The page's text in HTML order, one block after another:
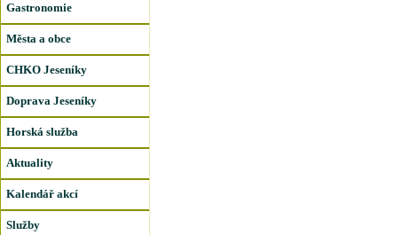
Gastronomie
Města a obce
CHKO Jeseníky
Doprava Jeseníky
Horská služba
Aktuality
Kalendář akcí
Služby